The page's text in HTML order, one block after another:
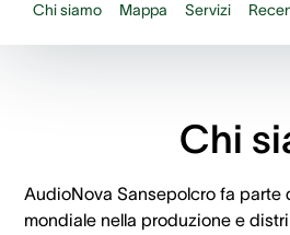
Chi siamo Mappa Servizi
Chi
AudioNova Sansepolcro fa parte
mondiale nella produzione e